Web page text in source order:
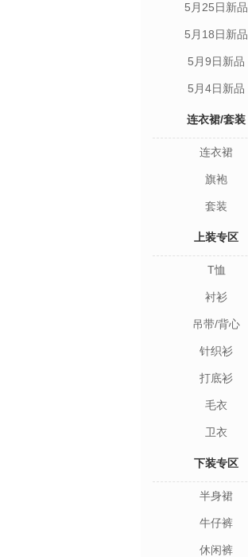
5月25日新品
5月18日新品
5月9日新品
5月4日新品
连衣裙/套装
连衣裙
旗袍
套装
上装专区
T恤
衬衫
吊带/背心
针织衫
打底衫
毛衣
卫衣
下装专区
半身裙
牛仔裤
休闲裤